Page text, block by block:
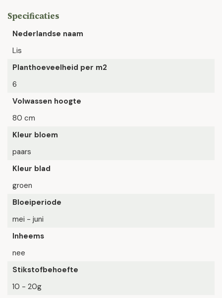
Specificaties
Nederlandse naam
Lis
Planthoeveelheid per m2
6
Volwassen hoogte
80 cm
Kleur bloem
paars
Kleur blad
groen
Bloeiperiode
mei - juni
Inheems
nee
Stikstofbehoefte
10 - 20g